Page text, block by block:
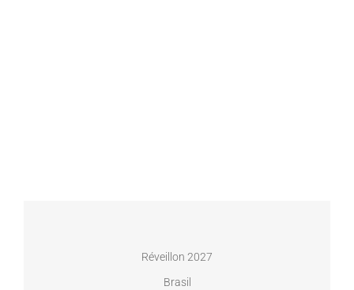
Réveillon 2027
Brasil